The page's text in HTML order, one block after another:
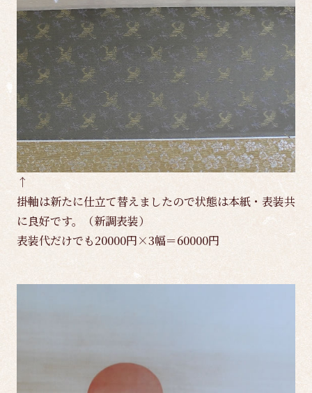
↑
掛軸は新たに仕立て替えましたので状態は本紙・表装共
に良好です。（新調表装）
表装代だけでも20000円×3幅＝60000円